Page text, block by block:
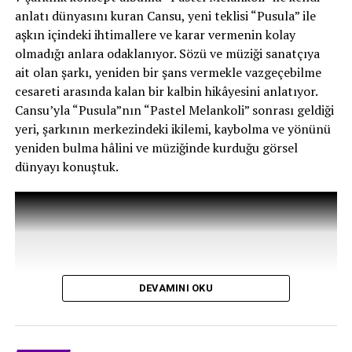
adeta bir görsel şölen sunuyor.
Türk popunun iki farklı dönemini büyüleyici bir sinerjiyle
aynı potada eriten “Aşk Perisi”, Sony Music Türkiye
etiketiyle tüm dijital müzik platformlarında ve
rengarenk video klibiyle YouTube’da yayında!
RELATED TOPICS:
90LAR TÜRKÇE POP
AŞK PERISI YENI VERSIYON
DEMET SAĞIROĞLU MELIS FIS
YENI ÇIKAN ŞARKILAR
SONRAKINE GEÇ
Suzet: Bu şarkı benden çıktı ve kendi hayatına başladı
#röportaj
anlatı dünyasını kuran Cansu, yeni teklisi “Pusula” ile
aşkın içindeki ihtimallere ve karar vermenin kolay
olmadığı anlara odaklanıyor. Sözü ve müziği sanatçıya
ait olan şarkı, yeniden bir şans vermekle vazgeçebilme
cesareti arasında kalan bir kalbin hikâyesini anlatıyor.
Cansu’yla “Pusula”nın “Pastel Melankoli” sonrası geldiği
yeri, şarkının merkezindeki ikilemi, kaybolma ve yönünü
yeniden bulma hâlini ve müziğinde kurduğu görsel
dünyayı konuştuk.
DEVAMINI OKU